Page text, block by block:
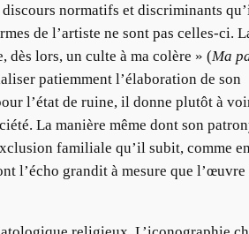
normatifs et discriminants
de l’artiste ne sont pas celles-ci.
dès lors, un culte à ma colère » (Ma
patiemment l’élaboration de son
l’état de ruine, il donne plutôt à
La manière même dont son
familiale qu’il subit, comme
l’écho grandit à mesure que l’œuvre